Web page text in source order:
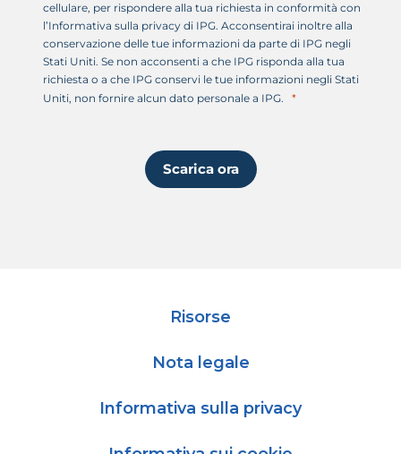
cellulare, per rispondere alla tua richiesta in conformità con
l’Informativa sulla privacy di IPG. Acconsentirai inoltre alla
conservazione delle tue informazioni da parte di IPG negli
Stati Uniti. Se non acconsenti a che IPG risponda alla tua
richiesta o a che IPG conservi le tue informazioni negli Stati
Uniti, non fornire alcun dato personale a IPG.
Scarica ora
Risorse
Nota legale
Informativa sulla privacy